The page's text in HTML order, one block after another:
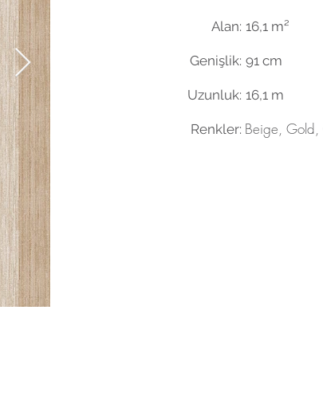
Alan:
Genişlik:
Uzunluk:
Renkler:
16,1 m²
91 cm
16,1 m
Beige,